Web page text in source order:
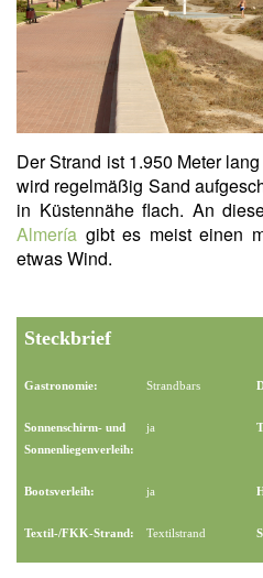
Der Strand ist 1.950 Meter
wird regelmäßig Sand
in Küstennähe flach. An
Almería gibt es meist einen
etwas Wind.
Steckbrief
Gastronomie: Strandbars
Sonnenschirm- und
Sonnenliegenverleih:
ja
Bootsverleih: ja
Textil-/FKK-Strand: Textilstrand